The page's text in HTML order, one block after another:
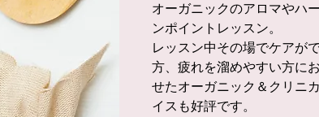
オーガニックのアロマやハ
ンポイントレッスン。
レッスン中その場でケアが
方、疲れを溜めやすい方に
せたオーガニック＆クリニ
イスも好評です。